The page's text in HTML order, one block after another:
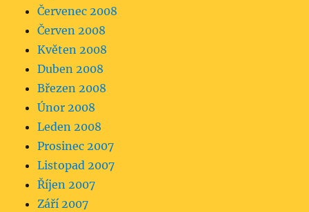
Červenec 2008
Červen 2008
Květen 2008
Duben 2008
Březen 2008
Únor 2008
Leden 2008
Prosinec 2007
Listopad 2007
Říjen 2007
Září 2007